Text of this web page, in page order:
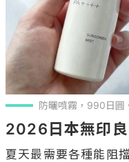
防曬噴霧，990日
2026日本無印
夏天最需要各種能阻